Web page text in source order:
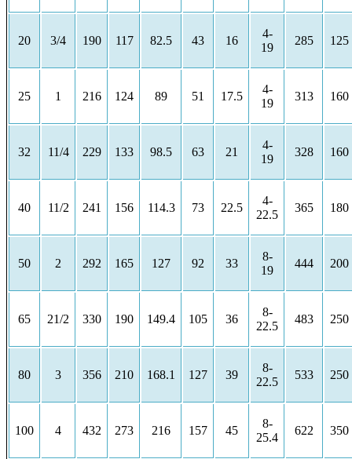
20 3/4 190 117 82.5 43 16
4-
19
285 125
25 1 216 124 89 51 17.5
4-
19
313 160
32 11/4 229 133 98.5 63 21
4-
19
328 160
40 11/2 241 156 114.3 73 22.5
4-
22.5
365 180
50 2 292 165 127 92 33
8-
19
444 200
65 21/2 330 190 149.4 105 36
8-
22.5
483 250
80 3 356 210 168.1 127 39
8-
22.5
533 250
100 4 432 273 216 157 45
8-
25.4
622 350